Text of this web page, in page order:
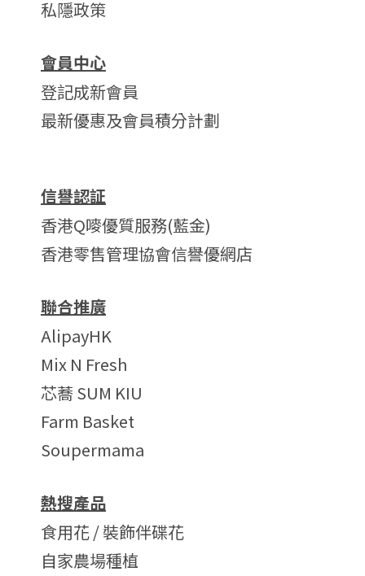
私隱政策
會員中心
登記成新會員
最新優惠及會員積分計劃
信譽認証
香港Q嘜優質服務(藍金)
香港零售管理協會信譽優網店
聯合推廣
AlipayHK
Mix N Fresh
芯蕎 SUM KIU
Farm Basket
Soupermama
熱搜產品
食用花 / 裝飾伴碟花
自家農場種植